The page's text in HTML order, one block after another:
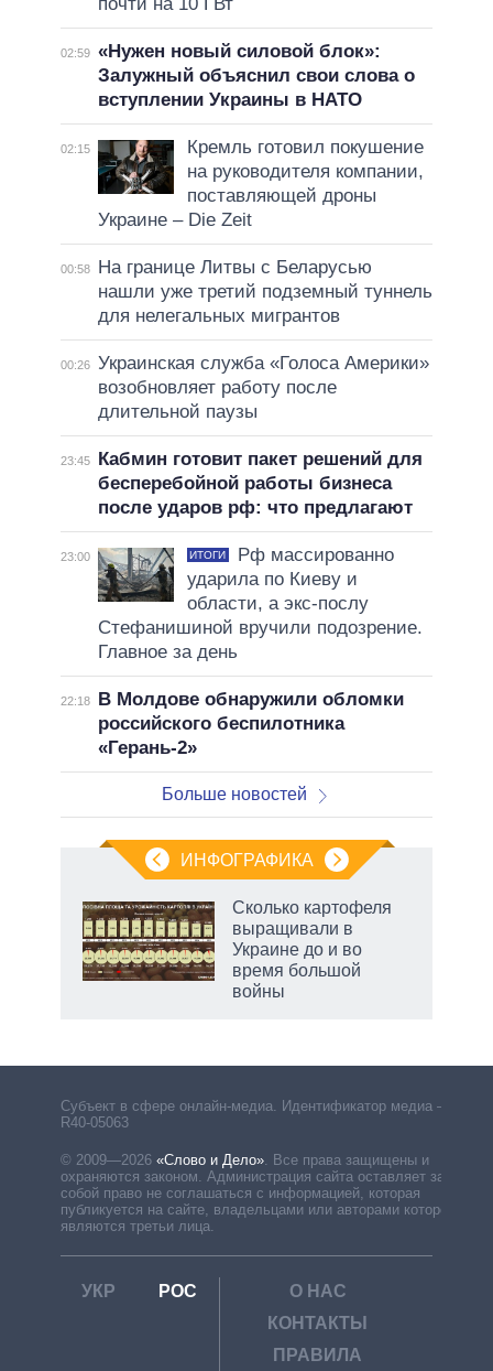
02:59 «Нужен новый силовой блок»:
Залужный объяснил свои слова о
вступлении Украины в НАТО
02:15
Кремль готовил покушение
на руководителя компании,
поставляющей дроны
Украине – Die Zeit
00:58
На границе Литвы с Беларусью
нашли уже третий подземный туннель
для нелегальных мигрантов
00:26 Украинская служба «Голоса Америки»
возобновляет работу после
длительной паузы
23:45
Кабмин готовит пакет решений для
бесперебойной работы бизнеса
после ударов рф: что предлагают
23:00 ИТОГИ
Рф массированно
ударила по Киеву и
области, а экс-послу
Стефанишиной вручили подозрение.
Главное за день
22:18
В Молдове обнаружили обломки
российского беспилотника
«Герань-2»
Больше новостей
ИНФОГРАФИКА
Сколько картофеля
выращивали в
Украине до и во
время большой
войны
Субъект в сфере онлайн-медиа. Идентификатор медиа –
R40-05063
© 2009—2026 «Слово и Дело»
Все права защищены и
охраняются законом. Администрация сайта оставляет за
собой право не соглашаться с информацией, которая
публикуется на сайте, владельцами или авторами которой
являются третьи лица.
УКР РОС
О НАС
КОНТАКТЫ
ПРАВИЛА